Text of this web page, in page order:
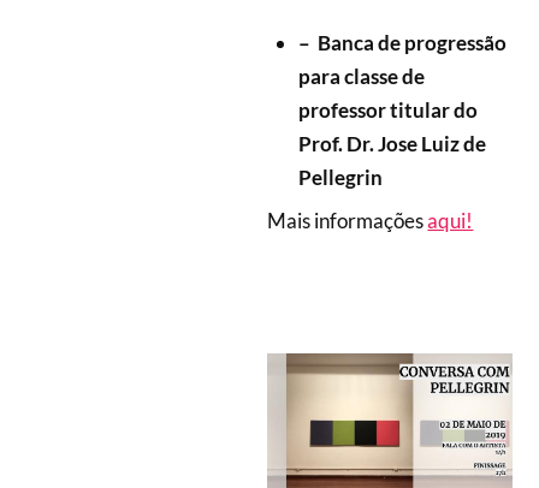
– Banca de progressão
para classe de
professor titular do
Prof. Dr. Jose Luiz de
Pellegrin
Mais informaçõesaqui!